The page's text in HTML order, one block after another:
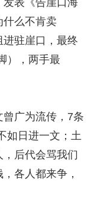
表《告崖口海
什么不肯卖
驻崖口，最终
），两手最
广为流传，7条
如日进一文；土
后代会骂我们
各人都来争，